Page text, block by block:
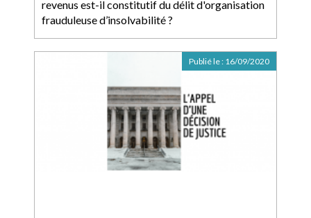
revenus est-il constitutif du délit d'organisation
frauduleuse d’insolvabilité ?
Publié le : 16/09/2020